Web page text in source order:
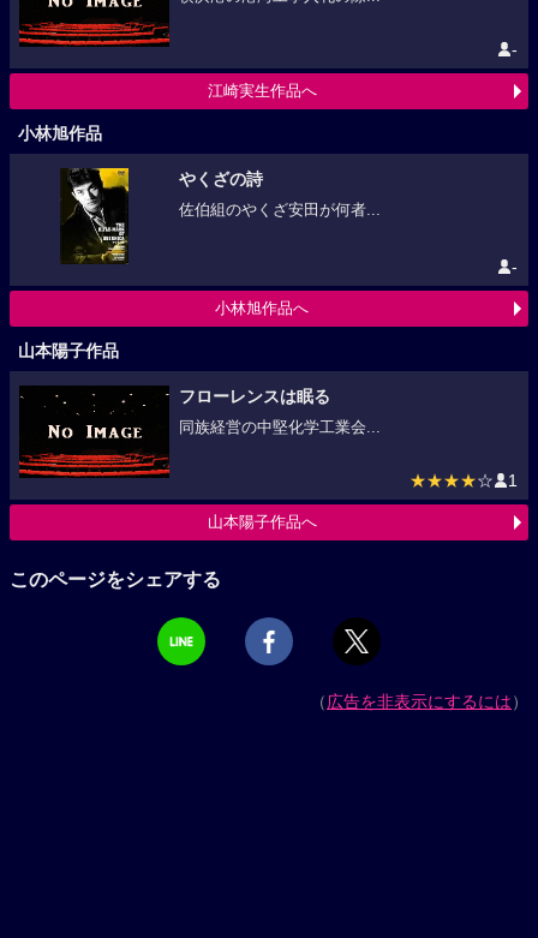
-
江崎実生作品へ
小林旭作品
やくざの詩
佐伯組のやくざ安田が何者...
-
小林旭作品へ
山本陽子作品
フローレンスは眠る
同族経営の中堅化学工業会...
★★★★☆ 1
山本陽子作品へ
このページをシェアする
（広告を非表示にするには）